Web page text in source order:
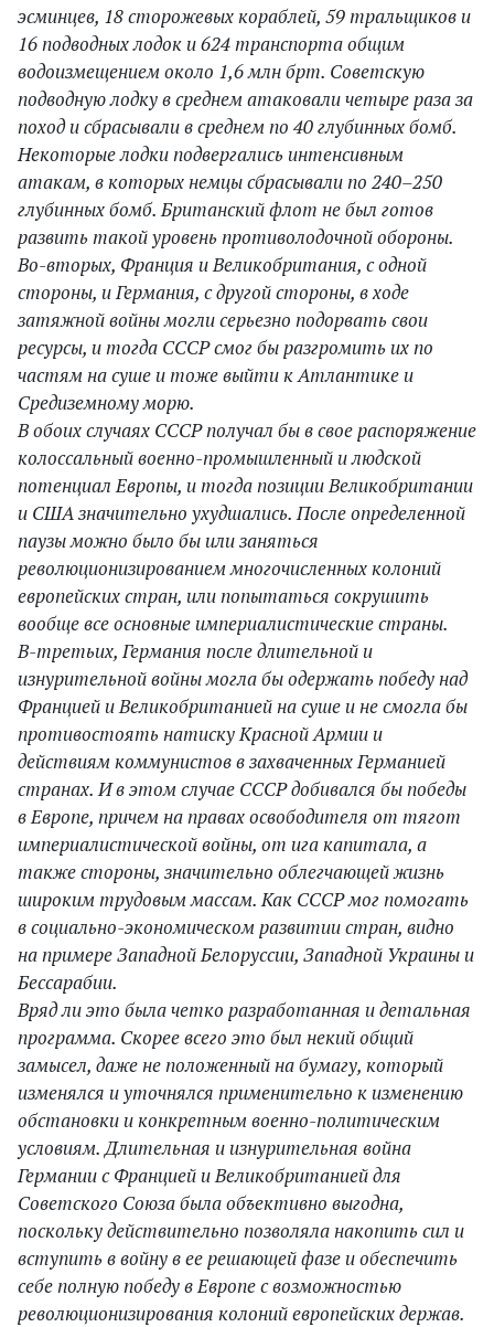
эсминцев, 18 сторожевых кораблей, 59 тральщиков и
16 подводных лодок и 624 транспорта общим
водоизмещением около 1,6 млн брт. Советскую
подводную лодку в среднем атаковали четыре раза за
поход и сбрасывали в среднем по 40 глубинных бомб.
Некоторые лодки подвергались интенсивным
атакам, в которых немцы сбрасывали по 240–250
глубинных бомб. Британский флот не был готов
развить такой уровень противолодочной обороны.
Во-вторых, Франция и Великобритания, с одной
стороны, и Германия, с другой стороны, в ходе
затяжной войны могли серьезно подорвать свои
ресурсы, и тогда СССР смог бы разгромить их по
частям на суше и тоже выйти к Атлантике и
Средиземному морю.
В обоих случаях СССР получал бы в свое распоряжение
колоссальный военно-промышленный и людской
потенциал Европы, и тогда позиции Великобритании
и США значительно ухудшались. После определенной
паузы можно было бы или заняться
революционизированием многочисленных колоний
европейских стран, или попытаться сокрушить
вообще все основные империалистические страны.
В-третьих, Германия после длительной и
изнурительной войны могла бы одержать победу над
Францией и Великобританией на суше и не смогла бы
противостоять натиску Красной Армии и
действиям коммунистов в захваченных Германией
странах. И в этом случае СССР добивался бы победы
в Европе, причем на правах освободителя от тягот
империалистической войны, от ига капитала, а
также стороны, значительно облегчающей жизнь
широким трудовым массам. Как СССР мог помогать
в социально-экономическом развитии стран, видно
на примере Западной Белоруссии, Западной Украины и
Бессарабии.
Вряд ли это была четко разработанная и детальная
программа. Скорее всего это был некий общий
замысел, даже не положенный на бумагу, который
изменялся и уточнялся применительно к изменению
обстановки и конкретным военно-политическим
условиям. Длительная и изнурительная война
Германии с Францией и Великобританией для
Советского Союза была объективно выгодна,
поскольку действительно позволяла накопить сил и
вступить в войну в ее решающей фазе и обеспечить
себе полную победу в Европе с возможностью
революционизирования колоний европейских держав.